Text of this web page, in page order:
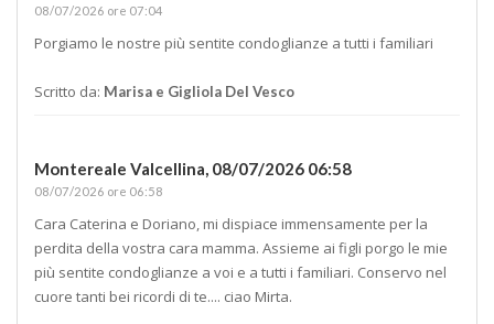
08/07/2026 ore 07:04
Porgiamo le nostre più sentite condoglianze a tutti i familiari
Scritto da: Marisa e Gigliola Del Vesco
Montereale Valcellina, 08/07/2026 06:58
08/07/2026 ore 06:58
Cara Caterina e Doriano, mi dispiace immensamente per la
perdita della vostra cara mamma. Assieme ai figli porgo le mie
più sentite condoglianze a voi e a tutti i familiari. Conservo nel
cuore tanti bei ricordi di te.... ciao Mirta.